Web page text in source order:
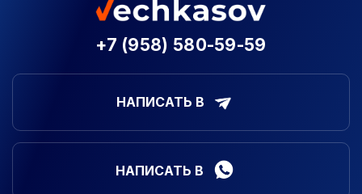
+7 (958) 580-59-59
НАПИСАТЬ В
НАПИСАТЬ В